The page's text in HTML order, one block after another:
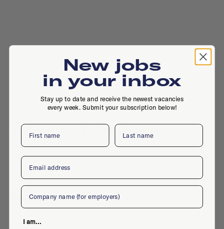
Ambonplein, 67, 1094 PW, Amsterdam
Active jobs
New jobs
in your inbox
Stay up to date and receive the newest vacancies
every week. Submit your subscription below!
First name Last name
Email
Company
I am...